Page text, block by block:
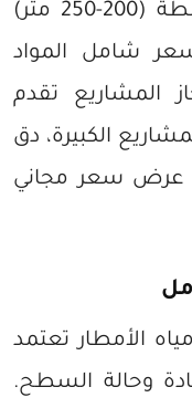
ريال بالبيتومين، والفيلا المتوسطة (200-250 متر)
ريال، السعر شامل المواد
المشاريع تقدم
الكبيرة، دق
على عرض سعر مجاني
الأمطار تعتمد
وحالة السطح.